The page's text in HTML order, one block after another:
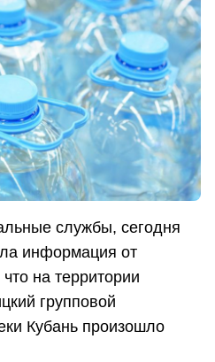
службы, сегодня
информация от
на территории
групповой
Кубань произошло